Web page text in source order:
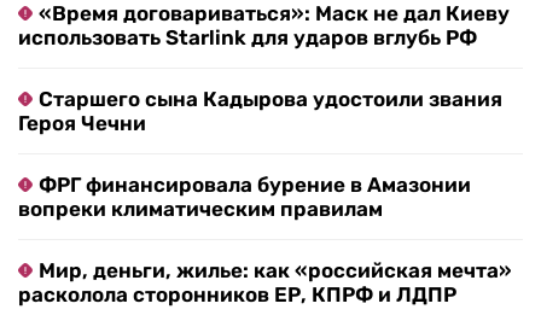
«Время договариваться»: Маск не дал Киеву
использовать Starlink для ударов вглубь РФ
Старшего сына Кадырова удостоили звания
Героя Чечни
ФРГ финансировала бурение в Амазонии
вопреки климатическим правилам
Мир, деньги, жилье: как «российская мечта»
расколола сторонников ЕР, КПРФ и ЛДПР